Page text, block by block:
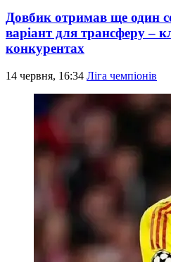
Довбик отримав ще один
варіант для трансферу –
конкурентах
14 червня, 16:34 Ліга чемпіонів